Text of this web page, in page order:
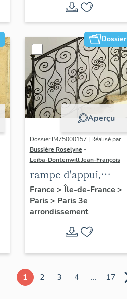
Dossier
Aperçu
Dossier IM75000157 | Réalisé par
Bussière Roselyne -
Leiba-Dontenwill Jean-François
rampe d'appui,
escalier de la maison
à porte cochère dite
hôtel de Bence (non
France > Île-de-France >
Paris> Paris 3e
arrondissement
1 2 3 4 ... 17